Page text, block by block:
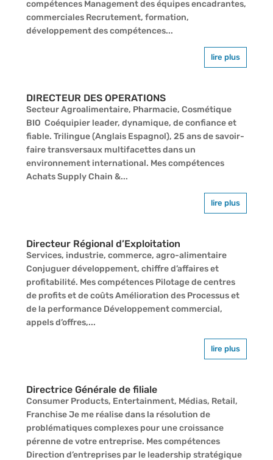
compétences Management des équipes encadrantes,
commerciales Recrutement, formation,
développement des compétences...
lire plus
DIRECTEUR DES OPERATIONS
Secteur Agroalimentaire, Pharmacie, Cosmétique
BIO Coéquipier leader, dynamique, de confiance et
fiable. Trilingue (Anglais Espagnol), 25 ans de savoir-
faire transversaux multifacettes dans un
environnement international. Mes compétences
Achats Supply Chain &...
lire plus
Directeur Régional d’Exploitation
Services, industrie, commerce, agro-alimentaire
Conjuguer développement, chiffre d’affaires et
profitabilité. Mes compétences Pilotage de centres
de profits et de coûts Amélioration des Processus et
de la performance Développement commercial,
appels d’offres,...
lire plus
Directrice Générale de filiale
Consumer Products, Entertainment, Médias, Retail,
Franchise Je me réalise dans la résolution de
problématiques complexes pour une croissance
pérenne de votre entreprise. Mes compétences
Direction d’entreprises par le leadership stratégique